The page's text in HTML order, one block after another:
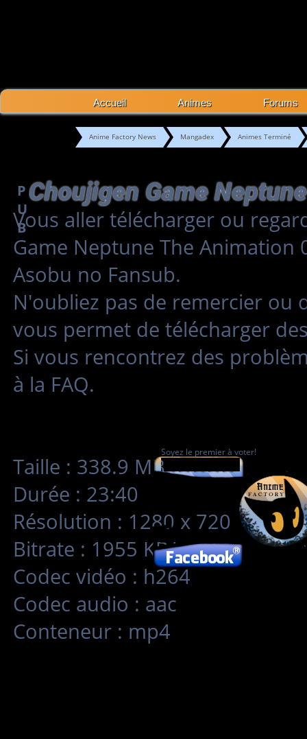
Accueil Animes Forums
Anime Factory News Mangadex Animes Terminé
P
U
B
Vous aller télécharger ou
Game Neptune The Animation
Asobu no Fansub.
N'oubliez pas de remercier ou
vous permet de télécharger
Si vous rencontrez des
à la FAQ.
Taille : 338.9 MB
Durée : 23:40
Résolution : 1280 x 720
Bitrate : 1955 KB/s
Codec vidéo : h264
Codec audio : aac
Conteneur : mp4
Soyez le premier à voter!